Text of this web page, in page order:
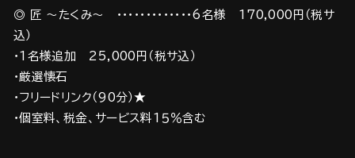
◎ 匠 ～たくみ～ ・・・・・・・・・・・・・6名様 170,000円（税サ
込）
・1名様追加 25,000円（税サ込）
・厳選懐石
・フリードリンク（90分）★
・個室料、税金、サービス料1５％含む